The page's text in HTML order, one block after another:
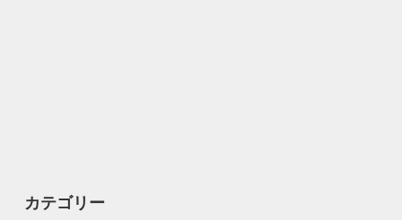
カテゴリー